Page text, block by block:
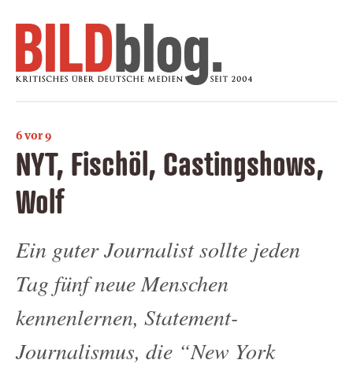
6 vor 9
NYT, Fischöl, Castingshows,
Wolf
Ein guter Journalist sollte jeden
Tag fünf neue Menschen
kennenlernen, Statement-
Journalismus, die “New York